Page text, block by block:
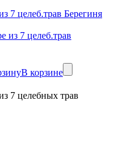
целеб.трав Берегиня
В корзине
7 целебных трав